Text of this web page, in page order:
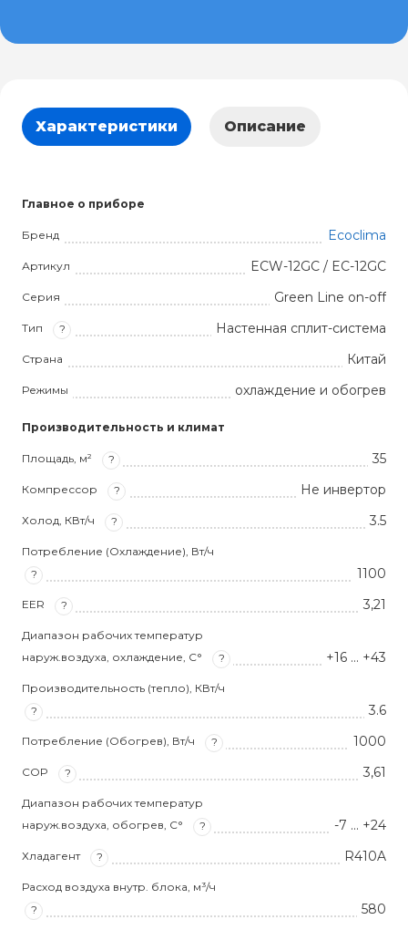
Характеристики Описание
Главное о приборе
Бренд Ecoclima
Артикул ECW-12GC / EC-12GC
Серия Green Line on-off
Тип ? Настенная сплит-система
Страна Китай
Режимы охлаждение и обогрев
Производительность и климат
Площадь, м² ? 35
Компрессор ? Не инвертор
Холод, КВт/ч ? 3.5
Потребление (Охлаждение), Вт/ч
?
1100
EER ? 3,21
Диапазон рабочих температур
наруж.воздуха, охлаждение, С°
? +16 … +43
Производительность (тепло), КВт/ч
?
3.6
Потребление (Обогрев), Вт/ч ? 1000
COP ? 3,61
Диапазон рабочих температур
наруж.воздуха, обогрев, С°
? -7 … +24
Хладагент ? R410A
Расход воздуха внутр. блока, м³/ч
?
580